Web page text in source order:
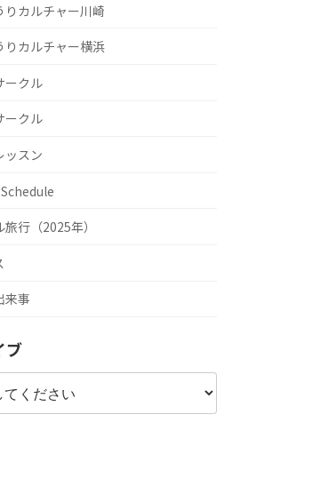
りカルチャー川崎
りカルチャー横浜
ークル
ークル
ッスン
行（2025年）
来事
ブ